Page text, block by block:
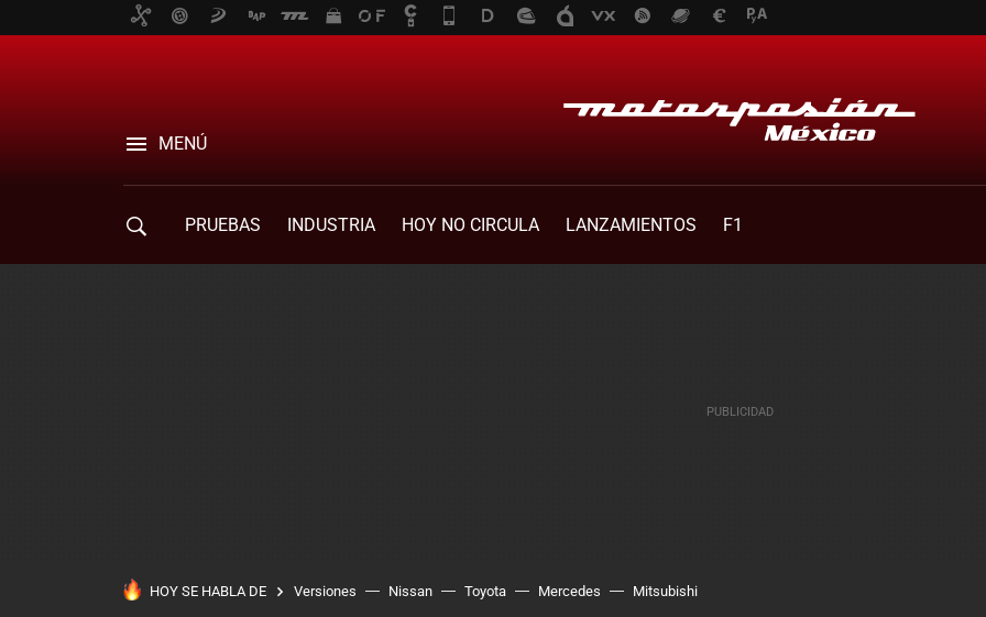
MENÚ
PRUEBAS INDUSTRIA HOY NO CIRCULA LANZAMIENTOS F1
HOY SE HABLA DE Versiones Nissan Toyota Mercedes Mitsubishi